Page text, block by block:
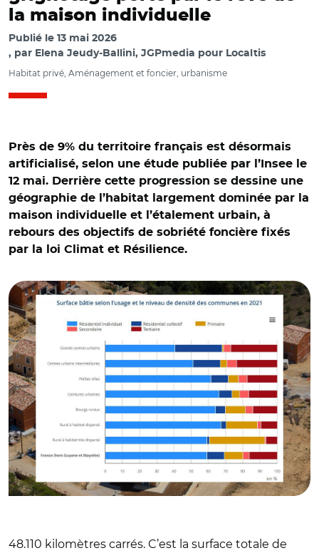
la maison individuelle
Publié le 13 mai 2026
par Elena Jeudy-Ballini, JGPmedia pour Localtis
Habitat privé, Aménagement et foncier, urbanisme
Près de 9% du territoire français est désormais
artificialisé, selon une étude publiée par l’Insee le
12 mai. Derrière cette progression se dessine une
géographie de l’habitat largement dominée par la
maison individuelle et l’étalement urbain, à
rebours des objectifs de sobriété foncière fixés
par la loi Climat et Résilience.
48.110 kilomètres carrés. C’est la surface totale de